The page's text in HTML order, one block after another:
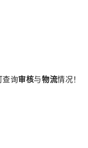
查询审核与物流情况！